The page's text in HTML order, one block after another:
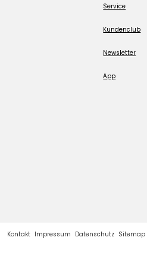
Service
Kundenclub
Newsletter
App
Kontakt Impressum Datenschutz Sitemap